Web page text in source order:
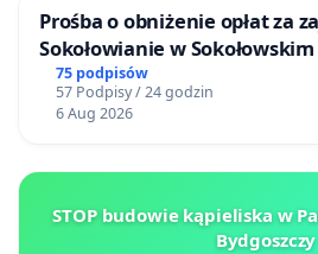
Prośba o obniżenie opłat za
Sokołowianie w
75 podpisów
57 Podpisy / 24 godzin
6 Aug 2026
STOP budowie kąpieliska w
Bydgoszczy